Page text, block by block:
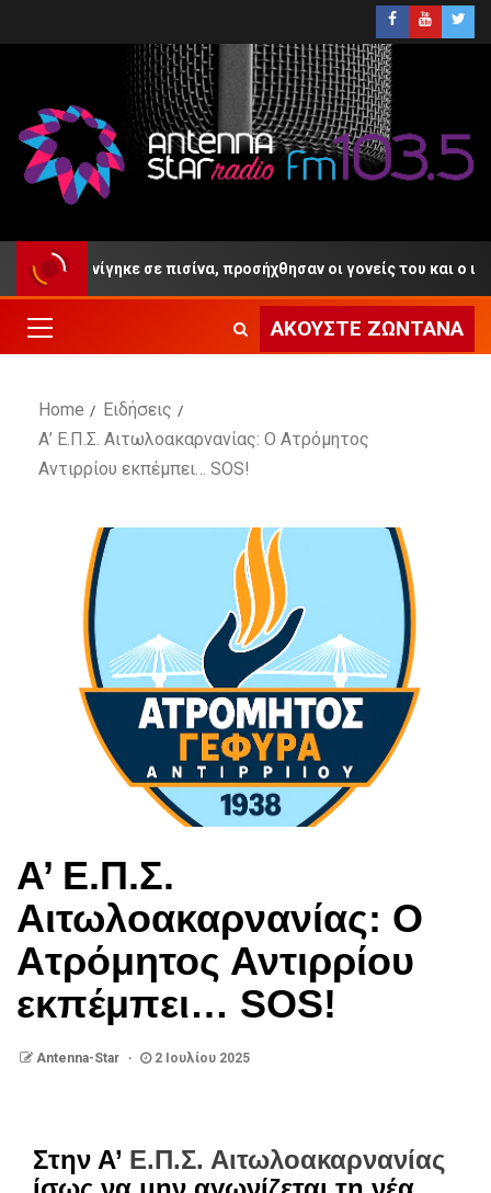
πνίγηκε σε πισίνα, προσήχθησαν οι γονείς του και ο
ΑΚΟΎΣΤΕ ΖΩΝΤΑΝΆ
Home
Ειδήσεις
Α’ Ε.Π.Σ. Αιτωλοακαρνανίας: Ο Ατρόμητος
Αντιρρίου εκπέμπει… SOS!
Α’ Ε.Π.Σ.
Αιτωλοακαρνανίας: Ο
Ατρόμητος Αντιρρίου
εκπέμπει… SOS!
Antenna-Star 2 Ιουλίου 2025
Στην Α’ Ε.Π.Σ. Αιτωλοακαρνανίας